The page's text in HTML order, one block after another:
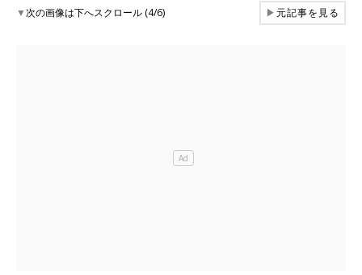
▼次の画像は下へスクロール (4/6) ▶元記事を見る